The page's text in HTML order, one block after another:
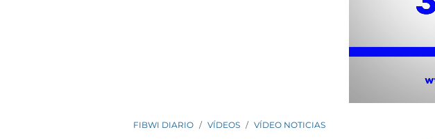
FIBWI DIARIO VÍDEOS VÍDEO NOTICIAS